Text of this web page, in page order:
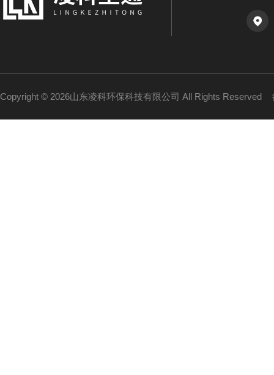
Copyright © 2026山东凌科环保科技有限公司 All Rights Reserved